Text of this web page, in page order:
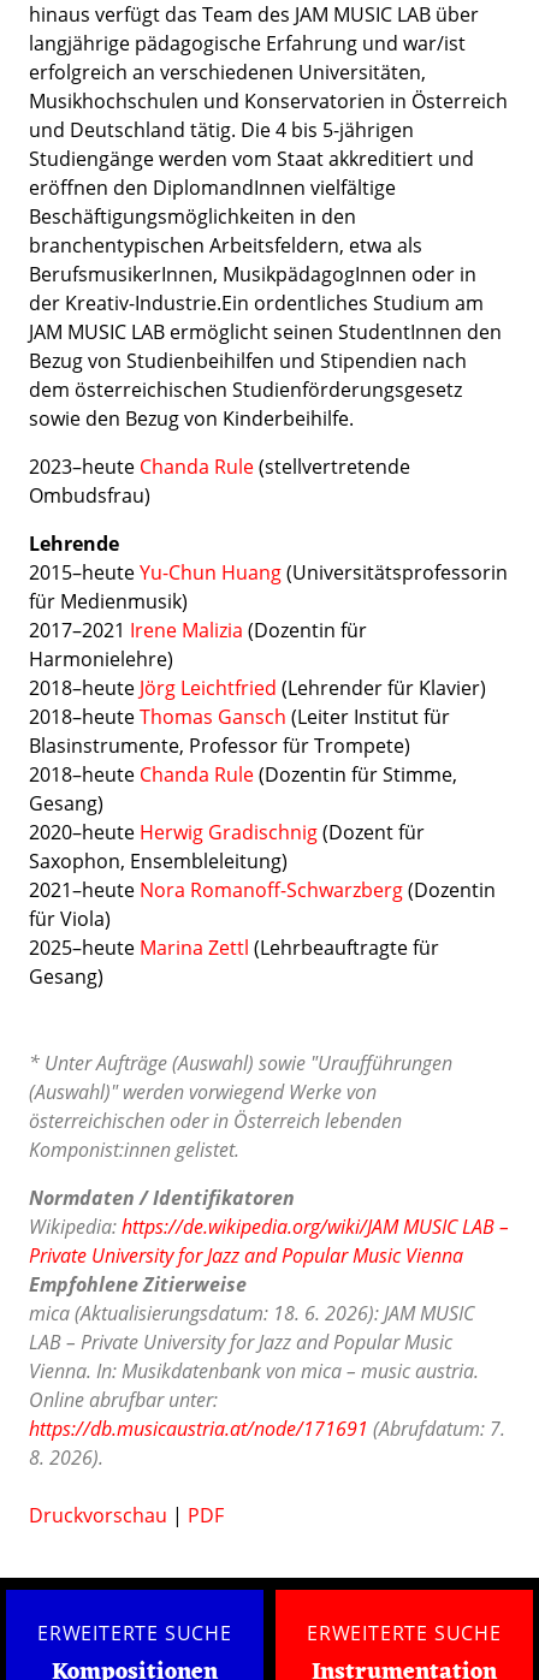
hinaus verfügt das Team des JAM MUSIC LAB über
langjährige pädagogische Erfahrung und war/ist
erfolgreich an verschiedenen Universitäten,
Musikhochschulen und Konservatorien in Österreich
und Deutschland tätig. Die 4 bis 5-jährigen
Studiengänge werden vom Staat akkreditiert und
eröffnen den DiplomandInnen vielfältige
Beschäftigungsmöglichkeiten in den
branchentypischen Arbeitsfeldern, etwa als
BerufsmusikerInnen, MusikpädagogInnen oder in
der Kreativ-Industrie.Ein ordentliches Studium am
JAM MUSIC LAB ermöglicht seinen StudentInnen den
Bezug von Studienbeihilfen und Stipendien nach
dem österreichischen Studienförderungsgesetz
sowie den Bezug von Kinderbeihilfe.
2023–heute Chanda Rule(stellvertretende
Ombudsfrau)
Lehrende
2015–heuteYu-Chun Huang(Universitätsprofessorin
für Medienmusik)
2017–2021 Irene Malizia (Dozentin für
Harmonielehre)
2018–heute Jörg Leichtfried (Lehrender für Klavier)
2018–heuteThomas Gansch (Leiter Institut für
Blasinstrumente, Professor für Trompete)
2018–heute Chanda Rule(Dozentin für Stimme,
Gesang)
2020–heute Herwig Gradischnig(Dozent für
Saxophon, Ensembleleitung)
2021–heute Nora Romanoff-Schwarzberg(Dozentin
für Viola)
2025–heute Marina Zettl (Lehrbeauftragte für
Gesang)
* Unter Aufträge (Auswahl) sowie "Uraufführungen
(Auswahl)" werden vorwiegend Werke von
österreichischen oder in Österreich lebenden
Komponist:innen gelistet.
Normdaten / Identifikatoren
Wikipedia:https://de.wikipedia.org/wiki/JAM MUSIC LAB –
Private University for Jazz and Popular Music Vienna
Empfohlene Zitierweise
mica (Aktualisierungsdatum: 18. 6. 2026): JAM MUSIC
LAB – Private University for Jazz and Popular Music
Vienna. In: Musikdatenbank von mica – music austria.
Online abrufbar unter:
https://db.musicaustria.at/node/171691 (Abrufdatum: 7.
8. 2026).
Druckvorschau | PDF
ERWEITERTE SUCHE ERWEITERTE SUCHE